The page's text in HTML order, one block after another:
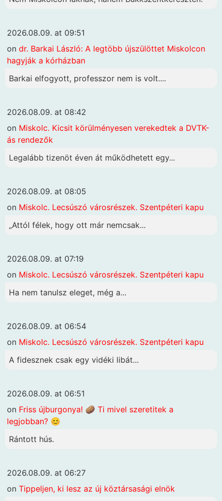
2026.08.09. at 09:51
on dr. Barkai László: A legtöbb újszülöttet Miskolcon
hagyják a kórházban
Barkai elfogyott, professzor nem is volt....
2026.08.09. at 08:42
on Miskolc. Kicsit körülményesen verekedtek a DVTK-
ás rendezők
Legalább tizenöt éven át működhetett egy...
2026.08.09. at 08:05
on Miskolc. Lecsúszó városrészek. Szentpéteri kapu
„Attól félek, hogy ott már nemcsak...
2026.08.09. at 07:19
on Miskolc. Lecsúszó városrészek. Szentpéteri kapu
Ha nem tanulsz eleget, még a...
2026.08.09. at 06:54
on Miskolc. Lecsúszó városrészek. Szentpéteri kapu
A fidesznek csak egy vidéki libát...
2026.08.09. at 06:51
on Friss újburgonya! 🥔 Ti mivel szeretitek a
legjobban? 😊
Rántott hús.
2026.08.09. at 06:27
on Tippeljen, ki lesz az új köztársasági elnök